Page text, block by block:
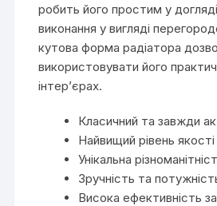
робить його простим у
виконання у вигляді
кутова форма радіатора
використовувати його
інтер’єрах.
Класичний та завжди
Найвищий рівень
Унікальна
Зручність та
Висока ефективність